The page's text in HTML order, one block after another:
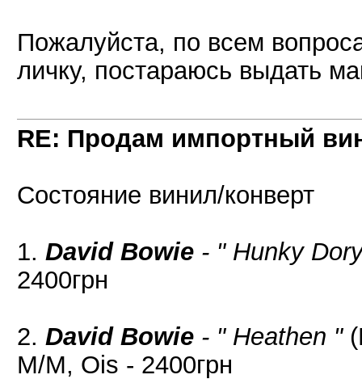
Пожалуйста, по всем
личку, постараюсь выдать
RE: Продам импортный
Состояние винил/конверт
1. David Bowie - " Hunky
2400грн
2. David Bowie - " Heathen "
M/M, Ois - 2400грн